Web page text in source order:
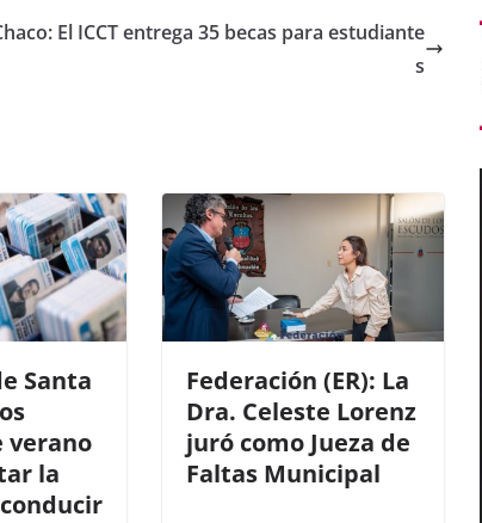
El ICCT entrega 35 becas para estudiante
s
Santa
verano
la
Federación (ER): La
Dra. Celeste Lorenz
juró como Jueza de
Faltas Municipal